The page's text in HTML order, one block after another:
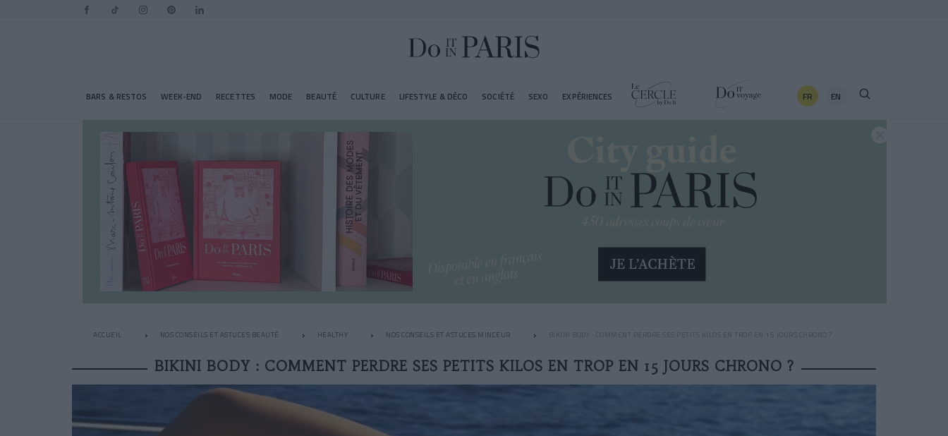
BARS & RESTOS WEEK-END RECETTES MODE BEAUTÉ CULTURE LIFESTYLE & DÉCO SOCIÉTÉ SEXO EXPÉRIENCES FR EN
ACCUEIL NOS CONSEILS ET ASTUCES BEAUTÉ HEALTHY NOS CONSEILS ET ASTUCES MINCEUR BIKINI BODY : COMMENT PERDRE SES PETITS KILOS EN TROP EN 15 JOURS CHRONO ?
BIKINI BODY : COMMENT PERDRE SES PETITS KILOS EN TROP EN 15 JOURS CHRONO ?